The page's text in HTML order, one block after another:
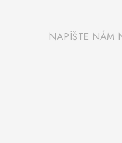
NAPÍŠTE NÁM